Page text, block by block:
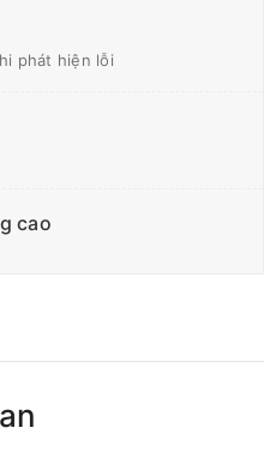
phát hiện lỗi
cao